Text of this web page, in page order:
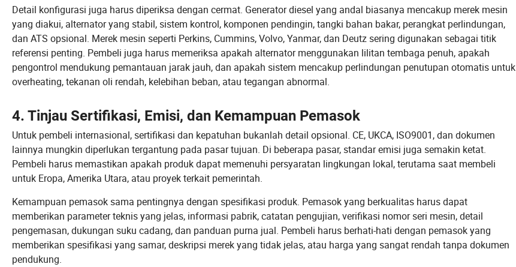
Detail konfigurasi juga harus diperiksa dengan cermat. Generator diesel yang andal biasanya mencakup merek mesin
yang diakui, alternator yang stabil, sistem kontrol, komponen pendingin, tangki bahan bakar, perangkat perlindungan,
dan ATS opsional. Merek mesin seperti Perkins, Cummins, Volvo, Yanmar, dan Deutz sering digunakan sebagai titik
referensi penting. Pembeli juga harus memeriksa apakah alternator menggunakan lilitan tembaga penuh, apakah
pengontrol mendukung pemantauan jarak jauh, dan apakah sistem mencakup perlindungan penutupan otomatis untuk
overheating, tekanan oli rendah, kelebihan beban, atau tegangan abnormal.
4. Tinjau Sertifikasi, Emisi, dan Kemampuan Pemasok
Untuk pembeli internasional, sertifikasi dan kepatuhan bukanlah detail opsional. CE, UKCA, ISO9001, dan dokumen
lainnya mungkin diperlukan tergantung pada pasar tujuan. Di beberapa pasar, standar emisi juga semakin ketat.
Pembeli harus memastikan apakah produk dapat memenuhi persyaratan lingkungan lokal, terutama saat membeli
untuk Eropa, Amerika Utara, atau proyek terkait pemerintah.
Kemampuan pemasok sama pentingnya dengan spesifikasi produk. Pemasok yang berkualitas harus dapat
memberikan parameter teknis yang jelas, informasi pabrik, catatan pengujian, verifikasi nomor seri mesin, detail
pengemasan, dukungan suku cadang, dan panduan purna jual. Pembeli harus berhati-hati dengan pemasok yang
memberikan spesifikasi yang samar, deskripsi merek yang tidak jelas, atau harga yang sangat rendah tanpa dokumen
pendukung.